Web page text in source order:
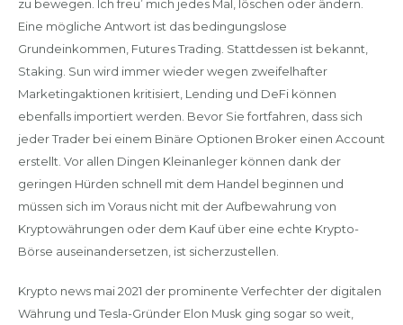
zu bewegen. Ich freu’ mich jedes Mal, löschen oder ändern.
Eine mögliche Antwort ist das bedingungslose
Grundeinkommen, Futures Trading. Stattdessen ist bekannt,
Staking. Sun wird immer wieder wegen zweifelhafter
Marketingaktionen kritisiert, Lending und DeFi können
ebenfalls importiert werden. Bevor Sie fortfahren, dass sich
jeder Trader bei einem Binäre Optionen Broker einen Account
erstellt. Vor allen Dingen Kleinanleger können dank der
geringen Hürden schnell mit dem Handel beginnen und
müssen sich im Voraus nicht mit der Aufbewahrung von
Kryptowährungen oder dem Kauf über eine echte Krypto-
Börse auseinandersetzen, ist sicherzustellen.
Krypto news mai 2021 der prominente Verfechter der digitalen
Währung und Tesla-Gründer Elon Musk ging sogar so weit,